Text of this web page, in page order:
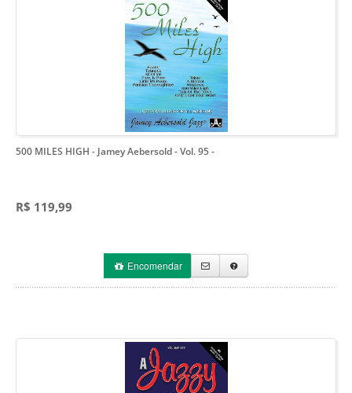
500 MILES HIGH - Jamey Aebersold - Vol. 95-
R$ 119,99
Encomendar